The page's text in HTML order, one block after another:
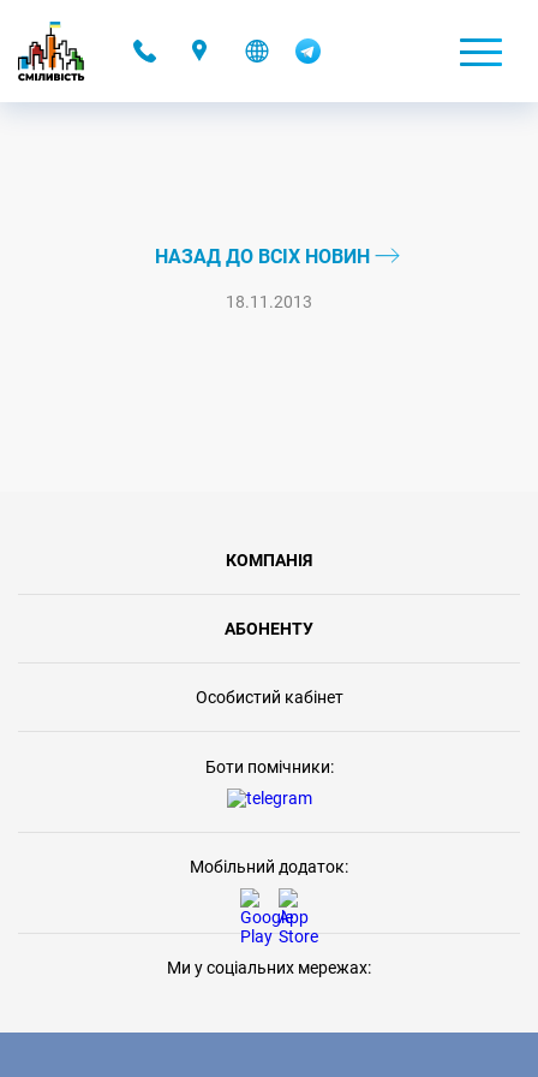
НАЗАД ДО ВСІХ НОВИН
18.11.2013
КОМПАНІЯ
АБОНЕНТУ
Особистий кабінет
Боти помічники:
Мобільний додаток:
Ми у соціальних мережах: